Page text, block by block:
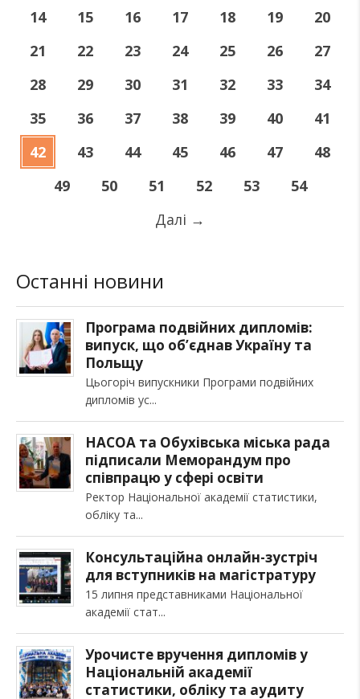
14
15 16 17 18 19
20
21
22 23 24 25 26
27
28
29 30 31 32 33
34
35
36 37 38 39 40
41
42
43 44 45 46 47
48
49
50 51 52 53
54
Далі →
Останні новини
Програма подвійних дипломів:
випуск, що об’єднав Україну та
Польщу
Цьогоріч випускники Програми подвійних
дипломів ус
НАСОА та Обухівська міська рада
підписали Меморандум про
співпрацю у сфері освіти
Ректор Національної академії статистики,
обліку та
Консультаційна онлайн-зустріч
для вступників на магістратуру
15 липня представниками Національної
академії стат
Урочисте вручення дипломів у
Національній академії
статистики, обліку та аудиту